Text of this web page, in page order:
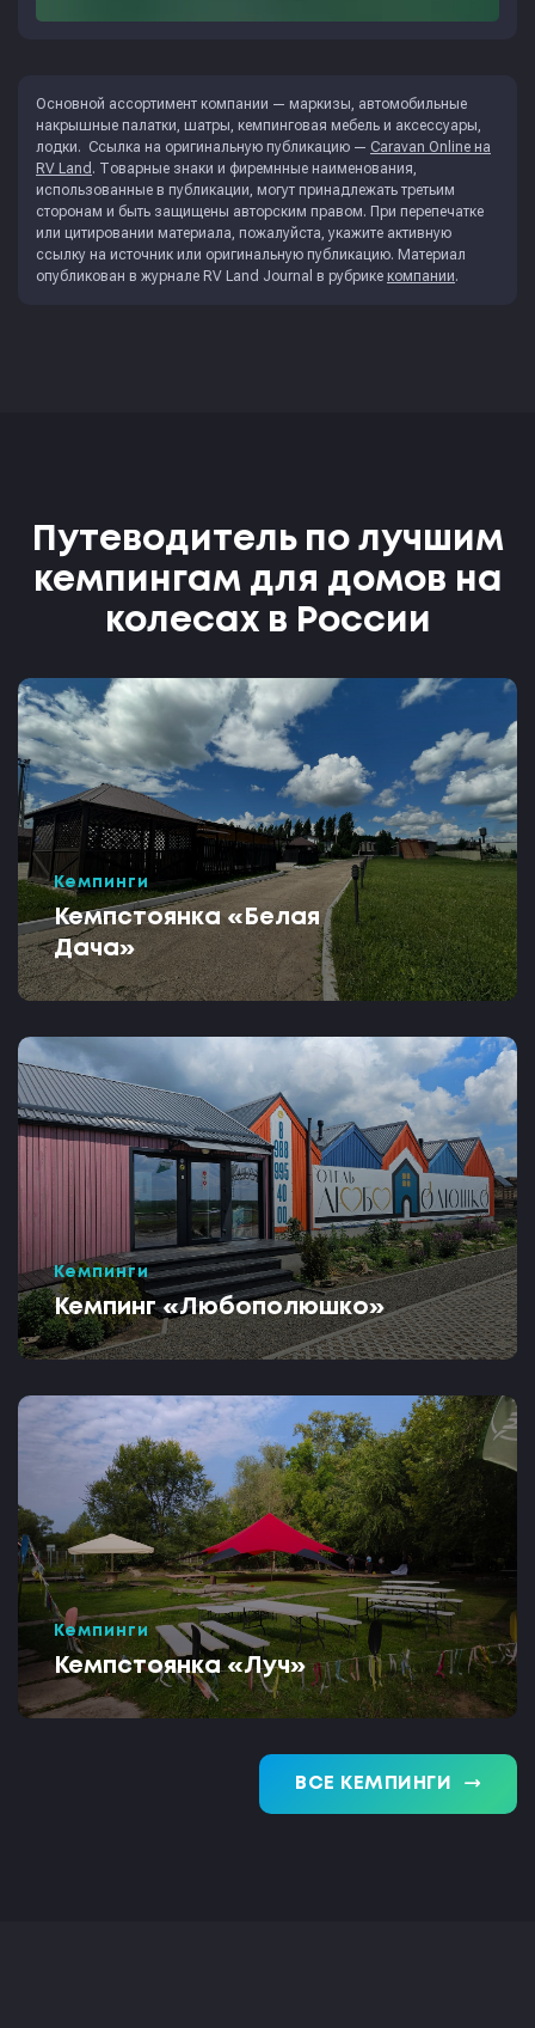
Основной ассортимент компании — маркизы, автомобильные
накрышные палатки, шатры, кемпинговая мебель и аксессуары,
лодки. Ссылка на оригинальную публикацию — Caravan Online на
RV Land . Товарные знаки и фиремнные наименования,
использованные в публикации, могут принадлежать третьим
сторонам и быть защищены авторским правом. При перепечатке
или цитировании материала, пожалуйста, укажите активную
ссылку на источник или оригинальную публикацию. Материал
опубликован в журнале RV Land Journal в рубрике компании.
Путеводитель по лучшим
кемпингам для домов на
колесах в России
Кемпинги
Кемпстоянка «Белая
Дача»
Кемпинги
Кемпинг «Любополюшко»
Кемпинги
Кемпстоянка «Луч»
ВСЕ КЕМПИНГИ trending_flat